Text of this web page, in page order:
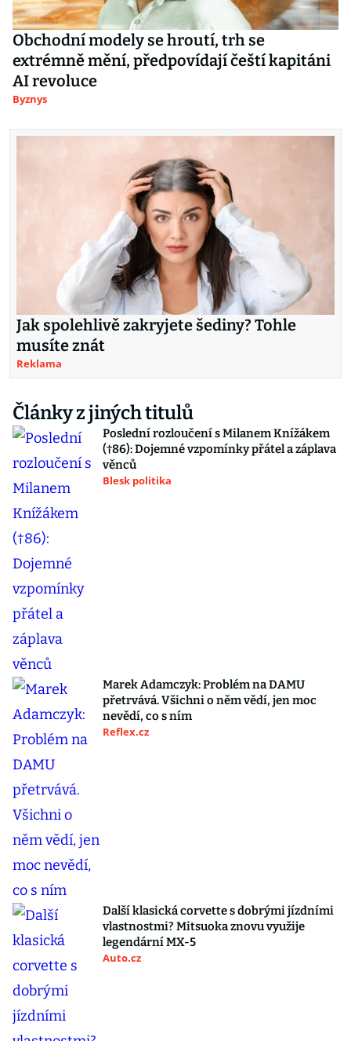
Obchodní modely se hroutí, trh se
extrémně mění, předpovídají čeští kapitáni
AI revoluce
Byznys
Jak spolehlivě zakryjete šediny? Tohle
musíte znát
Reklama
Články z jiných titulů
Poslední rozloučení s Milanem Knížákem
(†86): Dojemné vzpomínky přátel a záplava
věnců
Blesk politika
Marek Adamczyk: Problém na DAMU
přetrvává. Všichni o něm vědí, jen moc
nevědí, co s ním
Reflex.cz
Další klasická corvette s dobrými jízdními
vlastnostmi? Mitsuoka znovu využije
legendární MX-5
Auto.cz